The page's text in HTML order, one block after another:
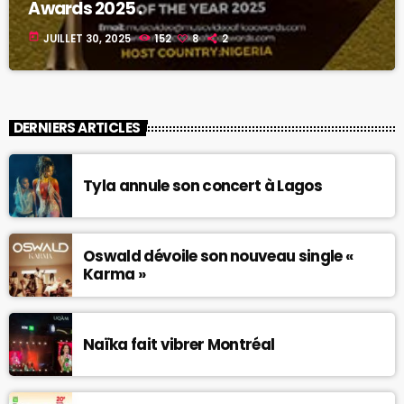
Awards 2025 .
today JUILLET 30, 2025 152 8 2
DERNIERS ARTICLES
Tyla annule son concert à Lagos
Oswald dévoile son nouveau single «
Karma »
Naïka fait vibrer Montréal